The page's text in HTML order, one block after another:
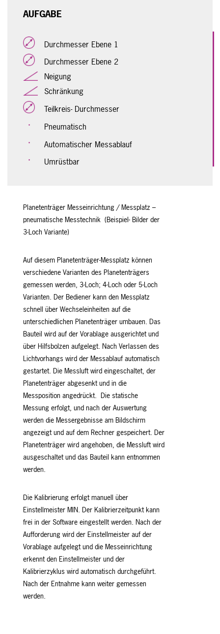
AUFGABE
Durchmesser Ebene 1
Durchmesser Ebene 2
Neigung
Schränkung
Teilkreis- Durchmesser
Pneumatisch
Automatischer Messablauf
Umrüstbar
Planetenträger Messeinrichtung / Messplatz –
pneumatische Messtechnik (Beispiel- Bilder der
3-Loch Variante)
Auf diesem Planetenträger-Messplatz können
verschiedene Varianten des Planetenträgers
gemessen werden, 3-Loch; 4-Loch oder 5-Loch
Varianten. Der Bediener kann den Messplatz
schnell über Wechseleinheiten auf die
unterschiedlichen Planetenträger umbauen. Das
Bauteil wird auf der Vorablage ausgerichtet und
über Hilfsbolzen aufgelegt. Nach Verlassen des
Lichtvorhangs wird der Messablauf automatisch
gestartet. Die Messluft wird eingeschaltet, der
Planetenträger abgesenkt und in die
Messposition angedrückt. Die statische
Messung erfolgt, und nach der Auswertung
werden die Messergebnisse am Bildschirm
angezeigt und auf dem Rechner gespeichert. Der
Planetenträger wird angehoben, die Messluft wird
ausgeschaltet und das Bauteil kann entnommen
werden.
Die Kalibrierung erfolgt manuell über
Einstellmeister MIN. Der Kalibrierzeitpunkt kann
frei in der Software eingestellt werden. Nach der
Aufforderung wird der Einstellmeister auf der
Vorablage aufgelegt und die Messeinrichtung
erkennt den Einstellmeister und der
Kalibrierzyklus wird automatisch durchgeführt.
Nach der Entnahme kann weiter gemessen
werden.